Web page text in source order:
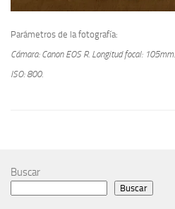
Parámetros de la fotografía:
Cámara: Canon EOS R. Longitud focal: 105mm.
ISO: 800.
Buscar
Buscar